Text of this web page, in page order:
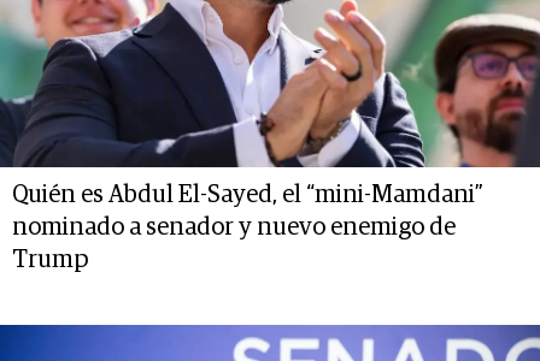
Quién es Abdul El-Sayed, el “mini-Mamdani”
nominado a senador y nuevo enemigo de
Trump